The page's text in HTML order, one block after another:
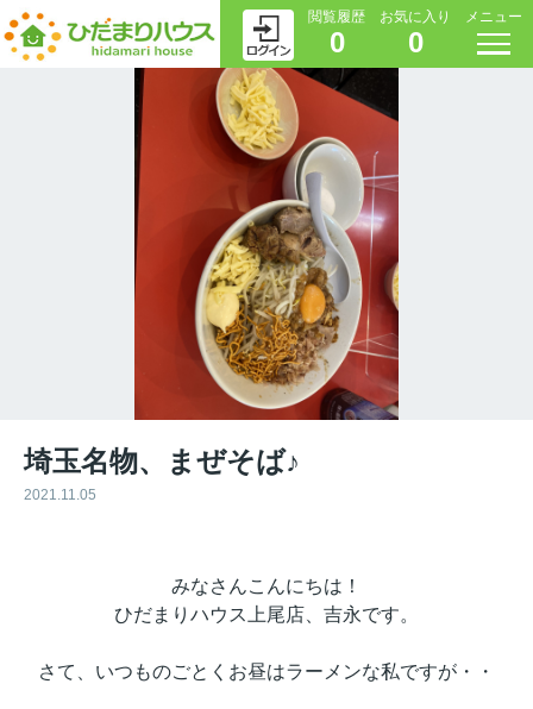
閲覧履歴
0
お気に入り
0
メニュー
埼玉名物、まぜそば♪
2021.11.05
みなさんこんにちは！
ひだまりハウス上尾店、吉永です。
さて、いつものごとくお昼はラーメンな私ですが・・